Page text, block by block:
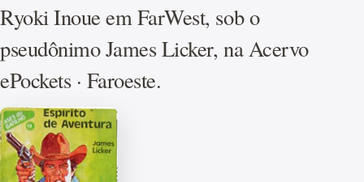
Ryoki Inoue em FarWest, sob o
pseudônimo James Licker, na Acervo
ePockets · Faroeste.